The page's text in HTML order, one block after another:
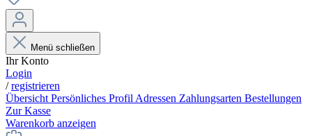
Menü schließen
Ihr Konto
Login
/registrieren
Übersicht Persönliches Profil Adressen Zahlungsarten Bestellungen
Zur Kasse
Warenkorb anzeigen